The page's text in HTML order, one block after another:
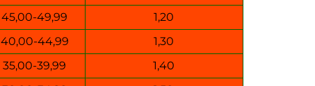
45,00-49,99
1,20
40,00-44,99
1,30
35,00-39,99
1,40